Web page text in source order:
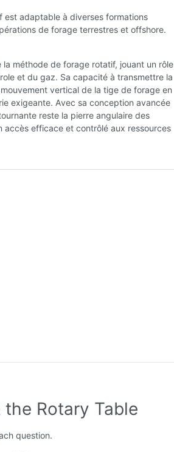
adaptable à diverses formations
de forage terrestres et offshore.
méthode de forage rotatif, jouant un rôle
et du gaz. Sa capacité à transmettre la
vertical de la tige de forage en
exigeante. Avec sa conception avancée
reste la pierre angulaire des
accès efficace et contrôlé aux ressources
Rotary Table
question.